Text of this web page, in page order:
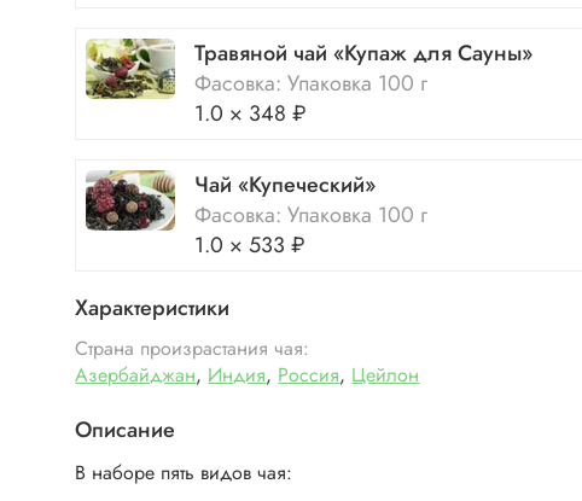
Травяной чай «Купаж для Сауны»
Фасовка: Упаковка 100 г
1.0 × 348 ₽
Чай «Купеческий»
Фасовка: Упаковка 100 г
1.0 × 533 ₽
Характеристики
Страна произрастания чая:
Азербайджан, Индия, Россия, Цейлон
Описание
В наборе пять видов чая: